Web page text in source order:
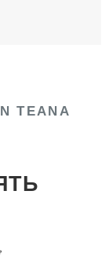
TEANA